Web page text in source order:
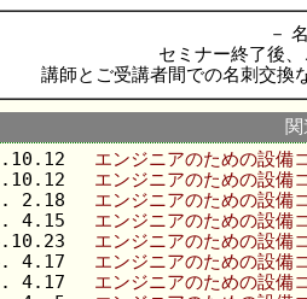
－
セミナー終了後
講師とご受講者間での名刺交換
エンジニアのための設備
エンジニアのための設備
2.18
エンジニアのための設備
4.15
エンジニアのための設備
エンジニアのための設備
4.17
エンジニアのための設備
4.17
エンジニアのための設備